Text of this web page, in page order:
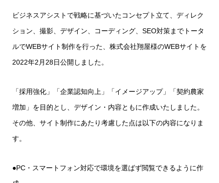
ビジネスアシストで戦略に基づいたコンセプト立て、ディレク
ション、撮影、デザイン、コーディング、SEO対策までトータ
ルでWEBサイト制作を行った、株式会社翔屋様のWEBサイトを
2022年2月28日公開しました。
「採用強化」「企業認知向上」「イメージアップ」「契約農家
増加」を目的とし、デザイン・内容ともに作成いたしました。
その他、サイト制作にあたり考慮した点は以下の内容になりま
す。
●PC・スマートフォン対応で環境を選ばず閲覧できるように作